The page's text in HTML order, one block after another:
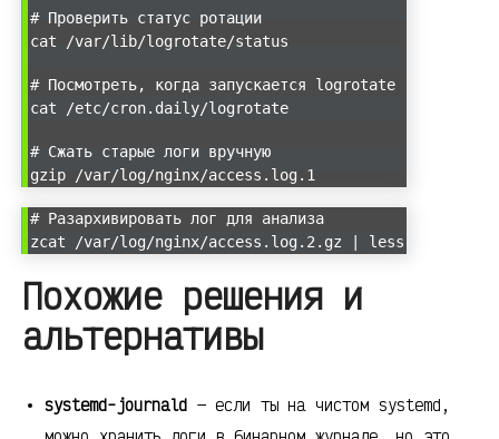
# Проверить статус ротации
cat /var/lib/logrotate/status
# Посмотреть, когда запускается logrotate
cat /etc/cron.daily/logrotate
# Сжать старые логи вручную
gzip /var/log/nginx/access.log.1
# Разархивировать лог для анализа
zcat /var/log/nginx/access.log.2.gz | less
Похожие решения и
альтернативы
systemd-journald — если ты на чистом systemd,